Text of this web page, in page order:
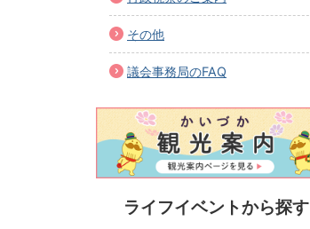
その他
議会事務局のFAQ
ライフイベントから探す